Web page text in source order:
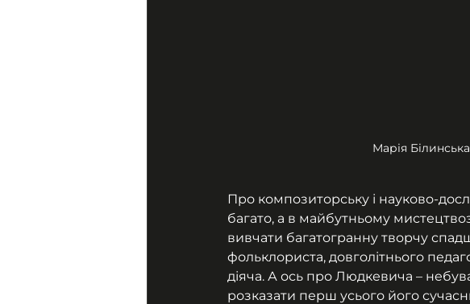
Марія
Про композиторську і науково-
багато, а в майбутньому
вивчати багатогранну творчу
фольклориста, довголітнього
діяча. А ось про Людкевича –
розказати перш усього його